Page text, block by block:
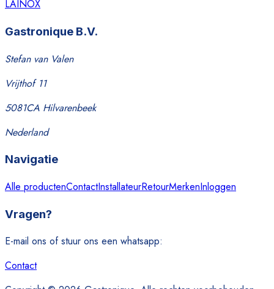
LAINOX
Gastronique B.V.
Stefan van Valen
Vrijthof 11
5081CA Hilvarenbeek
Nederland
Navigatie
Alle productenContactInstallateurRetourMerkenInloggen
Vragen?
E-mail ons of stuur ons een whatsapp:
Contact